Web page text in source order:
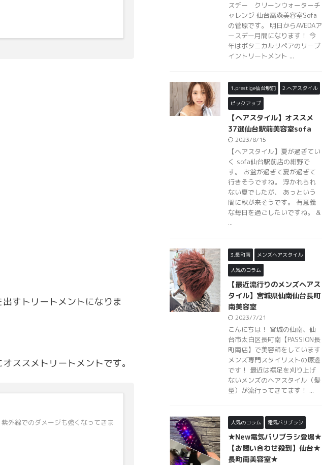
すトリートメントになりま
ススメトリートメントです。
外線でのダメージも強くなってきま
スデー クリーンウォーターチ
ャレンジ 仙台高森美容室Sofa
の菅原です。 明日からAVEDAア
ースデー月間になります！ 今
年はボタニカルリペアのリーブ
イントリートメント ...
1.prestige仙台駅前 2.ヘアスタイル
ピックアップ
【ヘアスタイル】オススメ
37選仙台駅前美容室sofa
2023/8/15
【ヘアスタイル】夏が過ぎてい
く sofa仙台駅前店の紺野で
す。 お盆が過ぎて夏が過ぎて
行きそうですね。 浮かれられ
ない夏でしたが、 あっという
間に秋が来そうです。 有意義
な毎日を過ごしたいですね。 &
...
3.長町南 メンズヘアスタイル
人気のコラム
【最近流行りのメンズヘアス
タイル】宮城県仙南仙台長町
南美容室
2023/7/21
こんにちは！ 宮城の仙南、仙
台市太白区長町南【PASSION長
町南店】で美容師をしています
メンズ専門スタイリストの塚邉
です！ 最近は襟足を刈り上げ
ないメンズのヘアスタイル（髪
型）が流行ってきてます！ ...
人気のコラム 電気バリブラシ
★New電気バリブラシ登場★
【お問い合わせ殺到】仙台★
長町南美容室★